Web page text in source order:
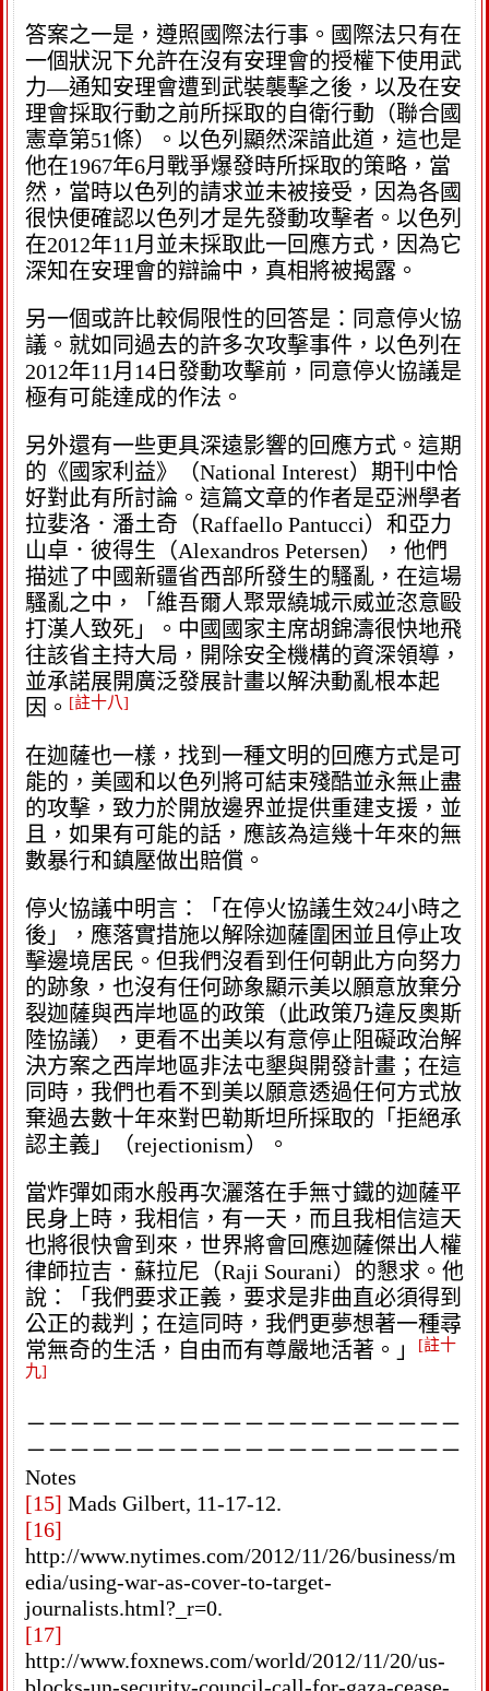
答案之一是，遵照國際法行事。國際法只有在
一個狀況下允許在沒有安理會的授權下使用武
力—通知安理會遭到武裝襲擊之後，以及在安
理會採取行動之前所採取的自衛行動（聯合國
憲章第51條）。以色列顯然深諳此道，這也是
他在1967年6月戰爭爆發時所採取的策略，當
然，當時以色列的請求並未被接受，因為各國
很快便確認以色列才是先發動攻擊者。以色列
在2012年11月並未採取此一回應方式，因為它
深知在安理會的辯論中，真相將被揭露。
另一個或許比較侷限性的回答是：同意停火協
議。就如同過去的許多次攻擊事件，以色列在
2012年11月14日發動攻擊前，同意停火協議是
極有可能達成的作法。
另外還有一些更具深遠影響的回應方式。這期
的《國家利益》（National Interest）期刊中恰
好對此有所討論。這篇文章的作者是亞洲學者
拉婓洛．潘土奇（Raffaello Pantucci）和亞力
山卓．彼得生（Alexandros Petersen），他們
描述了中國新疆省西部所發生的騷亂，在這場
騷亂之中，「維吾爾人聚眾繞城示威並恣意毆
打漢人致死」。中國國家主席胡錦濤很快地飛
往該省主持大局，開除安全機構的資深領導，
並承諾展開廣泛發展計畫以解決動亂根本起
因。 [註十八]
在迦薩也一樣，找到一種文明的回應方式是可
能的，美國和以色列將可結束殘酷並永無止盡
的攻擊，致力於開放邊界並提供重建支援，並
且，如果有可能的話，應該為這幾十年來的無
數暴行和鎮壓做出賠償。
停火協議中明言：「在停火協議生效24小時之
後」，應落實措施以解除迦薩圍困並且停止攻
擊邊境居民。但我們沒看到任何朝此方向努力
的跡象，也沒有任何跡象顯示美以願意放棄分
裂迦薩與西岸地區的政策（此政策乃違反奧斯
陸協議），更看不出美以有意停止阻礙政治解
決方案之西岸地區非法屯墾與開發計畫；在這
同時，我們也看不到美以願意透過任何方式放
棄過去數十年來對巴勒斯坦所採取的「拒絕承
認主義」（rejectionism）。
當炸彈如雨水般再次灑落在手無寸鐵的迦薩平
民身上時，我相信，有一天，而且我相信這天
也將很快會到來，世界將會回應迦薩傑出人權
律師拉吉．蘇拉尼（Raji Sourani）的懇求。他
說：「我們要求正義，要求是非曲直必須得到
公正的裁判；在這同時，我們更夢想著一種尋
常無奇的生活，自由而有尊嚴地活著。」
[註十
九]
－－－－－－－－－－－－－－－－－－－－
－－－－－－－－－－－－－－－－－－－－
Notes
[15] Mads Gilbert, 11-17-12.
[16]
http://www.nytimes.com/2012/11/26/business/m
edia/using-war-as-cover-to-target-
journalists.html?_r=0.
[17]
http://www.foxnews.com/world/2012/11/20/us-